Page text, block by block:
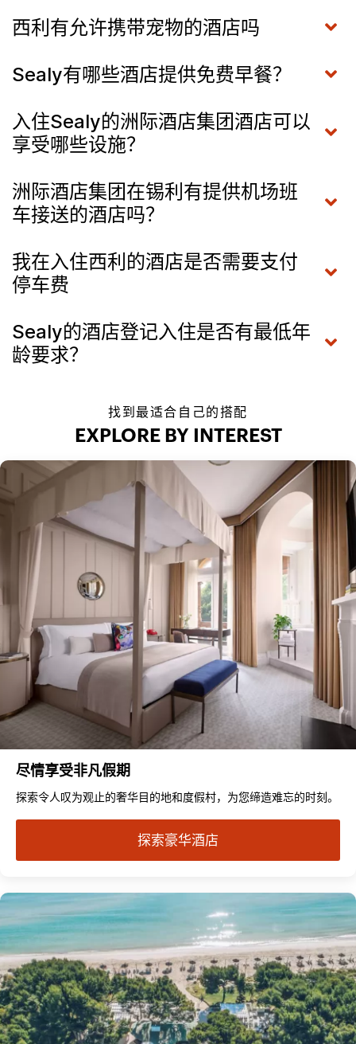
西利有允许携带宠物的酒店吗
Sealy有哪些酒店提供免费早餐？
入住Sealy的洲际酒店集团酒店可以
享受哪些设施？
洲际酒店集团在锡利有提供机场班
车接送的酒店吗？
我在入住西利的酒店是否需要支付
停车费
Sealy的酒店登记入住是否有最低年
龄要求？
找到最适合自己的搭配
EXPLORE BY INTEREST
尽情享受非凡假期
探索令人叹为观止的奢华目的地和度假村，为您缔造难忘的时刻。
探索豪华酒店